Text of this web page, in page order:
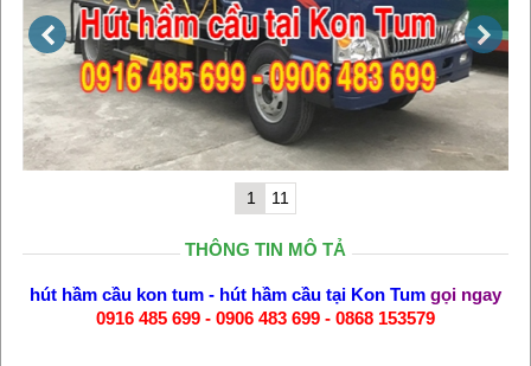
1 11
THÔNG TIN MÔ TẢ
hút hầm cầu kon tum - hút hầm cầu tại Kon Tum gọi ngay
0916 485 699 - 0906 483 699 - 0868 153579